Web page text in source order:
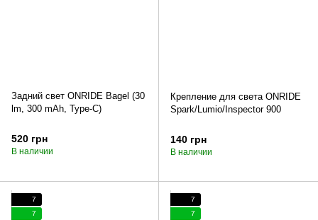
Задний свет ONRIDE Bagel (30
lm, 300 mAh, Type-C)
520 грн
В наличии
Крепление для света ONRIDE
Spark/Lumio/Inspector 900
140 грн
В наличии
7
7
7
7